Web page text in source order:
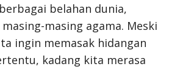
belahan dunia,
masing agama. Meski
ingin memasak hidangan
kadang kita merasa